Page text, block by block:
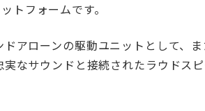
トフォームです。
アローンの駆動ユニットとして、
なサウンドと接続されたラウドス